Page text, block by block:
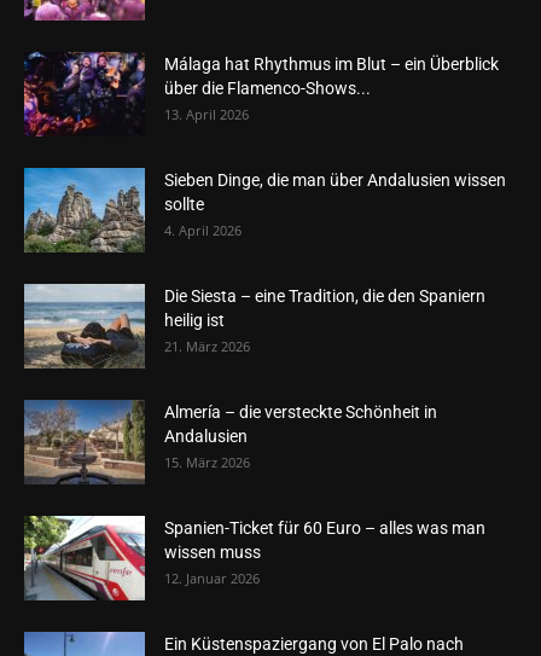
Málaga hat Rhythmus im Blut – ein Überblick
über die Flamenco-Shows...
13. April 2026
Sieben Dinge, die man über Andalusien wissen
sollte
4. April 2026
Die Siesta – eine Tradition, die den Spaniern
heilig ist
21. März 2026
Almería – die versteckte Schönheit in
Andalusien
15. März 2026
Spanien-Ticket für 60 Euro – alles was man
wissen muss
12. Januar 2026
Ein Küstenspaziergang von El Palo nach